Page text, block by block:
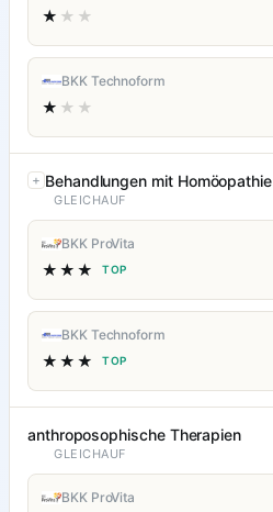
★ ★★
BKK Technoform
★ ★★
Behandlungen mit Homöopathie
GLEICHAUF
BKK ProVita
★★★ TOP
BKK Technoform
★★★ TOP
anthroposophische Therapien
GLEICHAUF
BKK ProVita